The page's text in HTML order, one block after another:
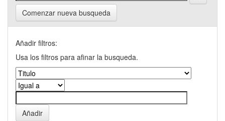
Comenzar nueva busqueda
Añadir filtros:
Usa los filtros para afinar la busqueda.